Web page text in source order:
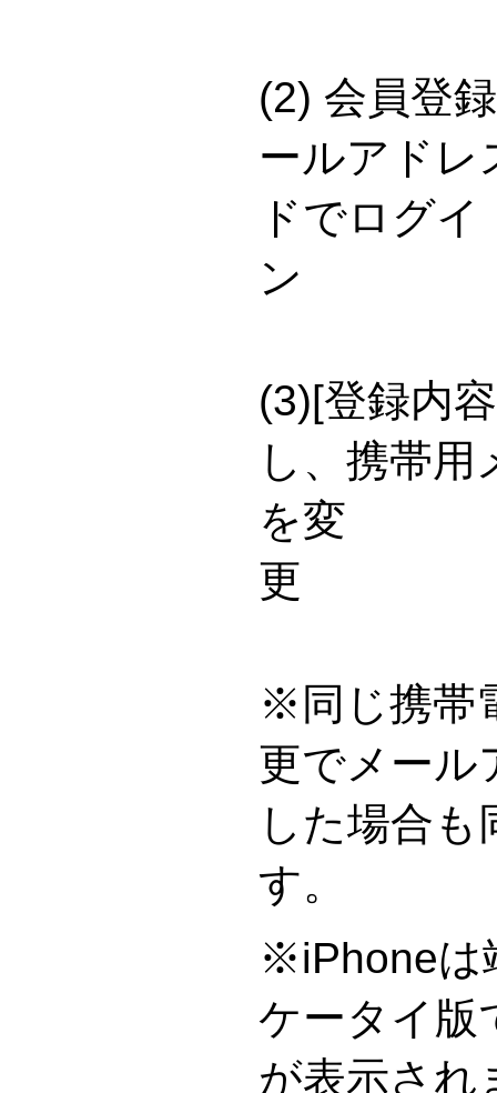
(2) 会員登
ールアドレ
ドでログイ
(3)[登録内
し、携帯用
を変
※同じ携帯
更でメール
した場合も
※iPhoneは
ケータイ版
が表示され